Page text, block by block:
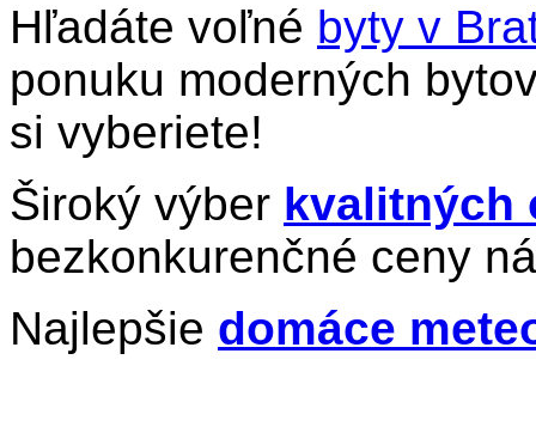
Hľadáte voľné byty v
ponuku moderných
si vyberiete!
Široký výber kvalitných
bezkonkurenčné ceny
Najlepšie domáce